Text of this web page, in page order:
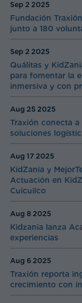
Fundación
junto a 180
Sep 2 2025
Quálitas y
para fomentar la
inmersiva y con
Sep 2 2025
Traxión conecta
soluciones
Aug 25 2025
KidZania y
Actuación en
Cuicuilco
Aug 17 2025
Kidzania lanza
experiencias
Aug 8 2025
Traxión reporta
crecimiento con
Aug 6 2025